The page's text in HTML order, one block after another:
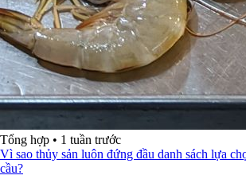
Tổng hợp • 1 tuần trước
Vì sao thủy sản luôn đứng đầu danh sách lựa
cầu?